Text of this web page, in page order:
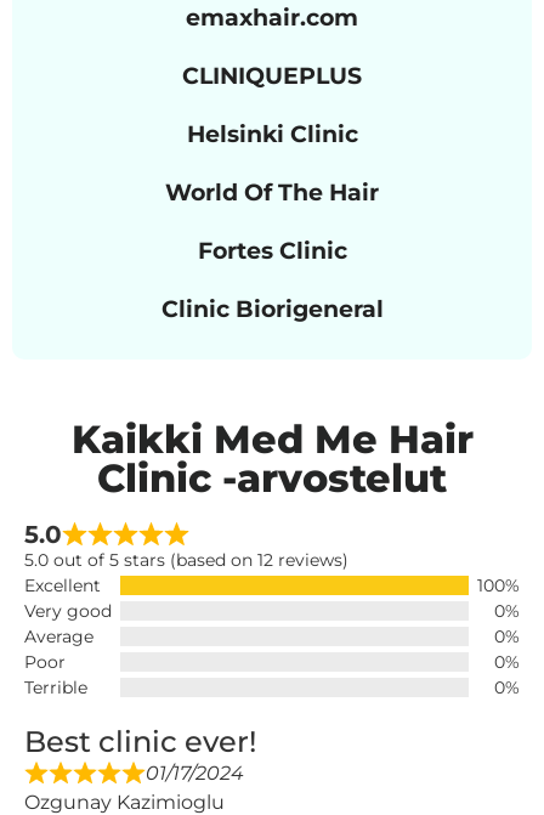
emaxhair.com
CLINIQUEPLUS
Helsinki Clinic
World Of The Hair
Fortes Clinic
Clinic Biorigeneral
Kaikki Med Me Hair
Clinic -arvostelut
5.0
5.0 out of 5 stars (based on 12 reviews)
Excellent
100%
Very good
0%
Average
0%
Poor
0%
Terrible
0%
Best clinic ever!
01/17/2024
Ozgunay Kazimioglu